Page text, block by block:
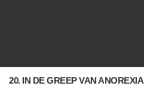
20. IN DE GREEP VAN ANOREXIA